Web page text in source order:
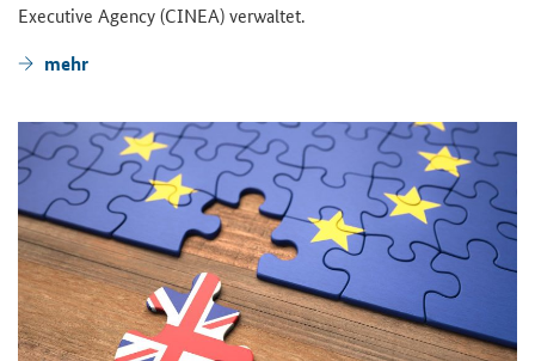
Executive Agency(CINEA) ver­wal­tet.
mehr